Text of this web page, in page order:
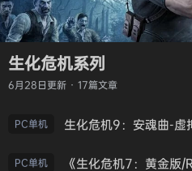
生化危机系列
6月28日更新 · 17篇文章
PC单机
PC单机